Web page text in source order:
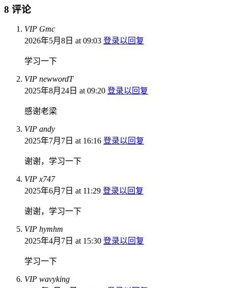
8 评论
VIP Gmc
2026年5月8日 at 09:03 登录以回复
学习一下
VIP newwordT
2025年8月24日 at 09:20 登录以回复
感谢老梁
VIP andy
2025年7月7日 at 16:16 登录以回复
谢谢，学习一下
VIP x747
2025年6月7日 at 11:29 登录以回复
谢谢，学习一下
VIP hymhm
2025年4月7日 at 15:30 登录以回复
学习一下
VIP wavyking